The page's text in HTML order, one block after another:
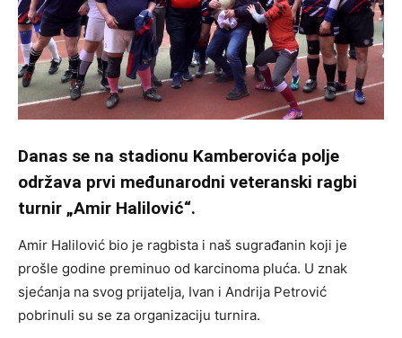
Danas se na stadionu Kamberovića polje
održava prvi međunarodni veteranski ragbi
turnir „Amir Halilović“.
Amir Halilović bio je ragbista i naš sugrađanin koji je
prošle godine preminuo od karcinoma pluća. U znak
sjećanja na svog prijatelja, Ivan i Andrija Petrović
pobrinuli su se za organizaciju turnira.